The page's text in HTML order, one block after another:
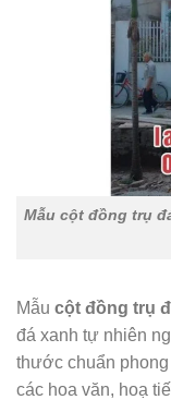
Mẫu cột đồng trụ
Mẫu cột đồng trụ
đá xanh tự nhiên
thước chuẩn
các hoa văn, hoạ